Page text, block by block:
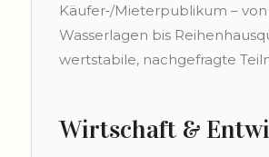
Käufer‑/Mieterpublikum – von
Wasserlagen bis
wertstabile, nachgefragte
Wirtschaft &